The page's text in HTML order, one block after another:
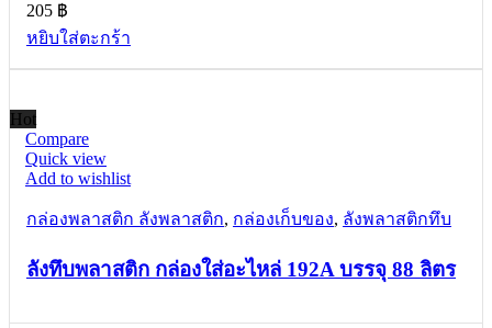
205 ฿
หยิบใส่ตะกร้า
Hot
Compare
Quick view
Add to wishlist
กล่องพลาสติก ลังพลาสติก, กล่องเก็บของ, ลังพลาสติกทึบ
ลังทึบพลาสติก กล่องใส่อะไหล่ 192A บรรจุ 88 ลิตร